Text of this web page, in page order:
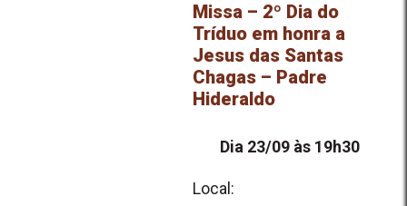
Missa – 2º Dia do
Tríduo em honra a
Jesus das Santas
Chagas – Padre
Hideraldo
Dia 23/09 às 19h30
Local: